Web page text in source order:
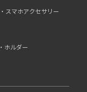
スマホアクセサリー
ホルダー